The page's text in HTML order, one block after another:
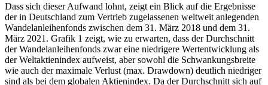
Dass sich dieser Aufwand lohnt, zeigt ein Blick auf die Ergebnisse
der in Deutschland zum Vertrieb zugelassenen weltweit anlegenden
Wandelanleihenfonds zwischen dem 31. März 2018 und dem 31.
März 2021. Grafik 1 zeigt, wie zu erwarten, dass der Durchschnitt
der Wandelanleihenfonds zwar eine niedrigere Wertentwicklung als
der Weltaktienindex aufweist, aber sowohl die Schwankungsbreite
wie auch der maximale Verlust (max. Drawdown) deutlich niedriger
sind als bei dem globalen Aktienindex. Da der Durchschnitt sich auf